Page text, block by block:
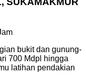
bukit dan gunung-
700 Mdpl hingga
latihan pendakian